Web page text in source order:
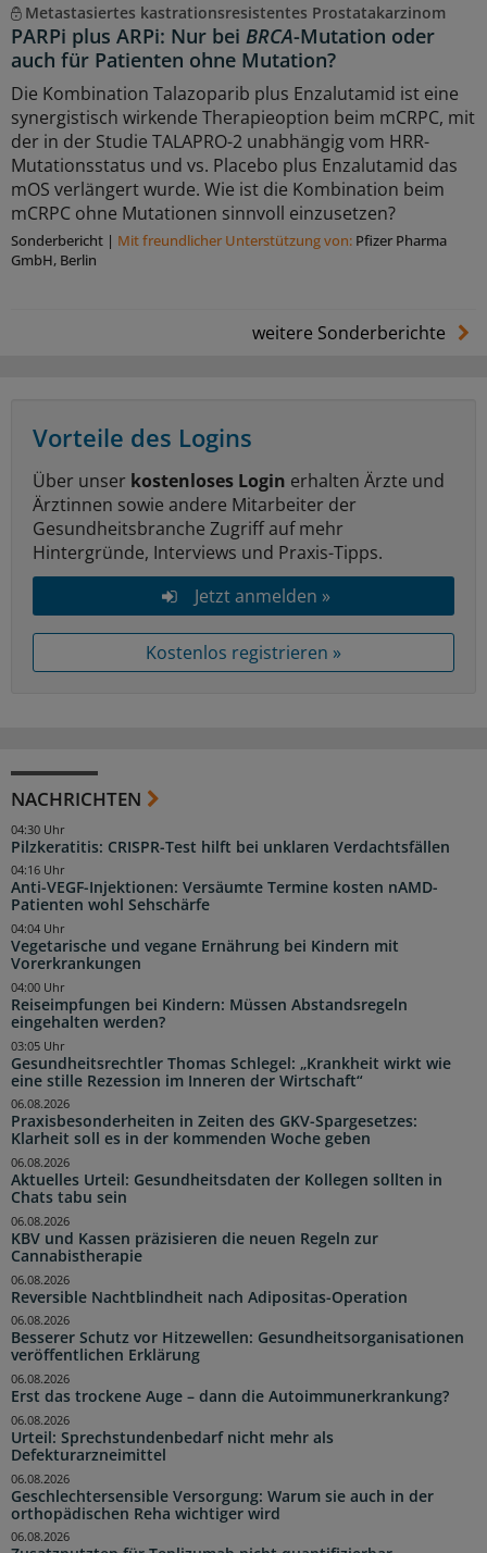
Metastasiertes kastrationsresistentes Prostatakarzinom
PARPi plus ARPi: Nur bei BRCA-Mutation oder
auch für Patienten ohne Mutation?
Die Kombination Talazoparib plus Enzalutamid ist eine
synergistisch wirkende Therapieoption beim mCRPC, mit
der in der Studie TALAPRO-2 unabhängig vom HRR-
Mutationsstatus und vs. Placebo plus Enzalutamid das
mOS verlängert wurde. Wie ist die Kombination beim
mCRPC ohne Mutationen sinnvoll einzusetzen?
Sonderbericht | Mit freundlicher Unterstützung von: Pfizer Pharma
GmbH, Berlin
weitere Sonderberichte
Vorteile des Logins
Über unser kostenloses Login erhalten Ärzte und
Ärztinnen sowie andere Mitarbeiter der
Gesundheitsbranche Zugriff auf mehr
Hintergründe, Interviews und Praxis-Tipps.
Jetzt anmelden »
Kostenlos registrieren »
NACHRICHTEN
Pilzkeratitis: CRISPR-Test hilft bei unklaren Verdachtsfällen
04:30 Uhr
Anti-VEGF-Injektionen: Versäumte Termine kosten nAMD-
Patienten wohl Sehschärfe
04:16 Uhr
Vegetarische und vegane Ernährung bei Kindern mit
Vorerkrankungen
04:04 Uhr
Reiseimpfungen bei Kindern: Müssen Abstandsregeln
eingehalten werden?
04:00 Uhr
Gesundheitsrechtler Thomas Schlegel: „Krankheit wirkt wie
eine stille Rezession im Inneren der Wirtschaft“
03:05 Uhr
Praxisbesonderheiten in Zeiten des GKV-Spargesetzes:
Klarheit soll es in der kommenden Woche geben
06.08.2026
Aktuelles Urteil: Gesundheitsdaten der Kollegen sollten in
Chats tabu sein
06.08.2026
KBV und Kassen präzisieren die neuen Regeln zur
Cannabistherapie
06.08.2026
Reversible Nachtblindheit nach Adipositas-Operation
06.08.2026
Besserer Schutz vor Hitzewellen: Gesundheitsorganisationen
veröffentlichen Erklärung
06.08.2026
Erst das trockene Auge – dann die Autoimmunerkrankung?
06.08.2026
Urteil: Sprechstundenbedarf nicht mehr als
Defekturarzneimittel
06.08.2026
Geschlechtersensible Versorgung: Warum sie auch in der
orthopädischen Reha wichtiger wird
06.08.2026
06.08.2026